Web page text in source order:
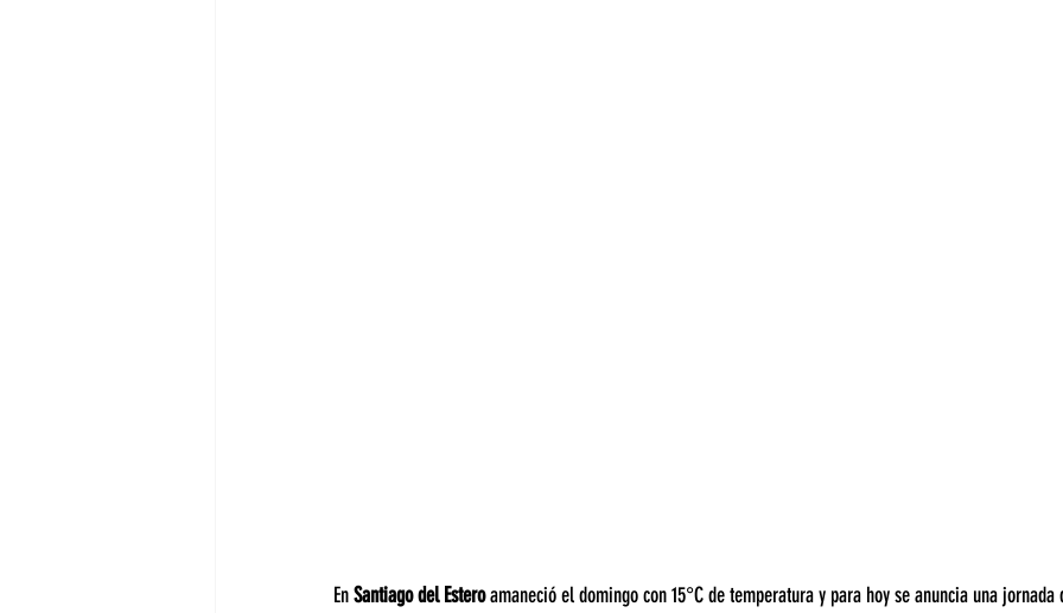
En Santiago del Estero amaneció el domingo con 15°C de temperatura y para hoy se anuncia una jornada